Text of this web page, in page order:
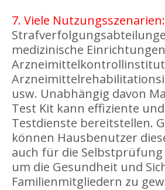
7. Viele Nutzungsszenarien:
medizinische
usw. Unabhängig davon
Test Kit kann effiziente
Testdienste bereitstellen.
können Hausbenutzer
auch für die
um die Gesundheit und
Familienmitgliedern zu